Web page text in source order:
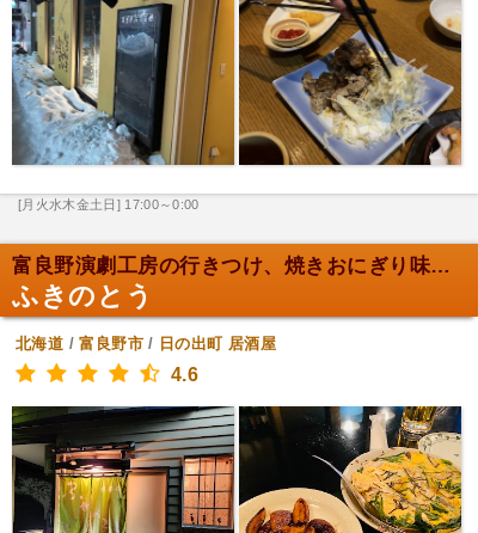
[月火水木金土日] 17:00～0:00
富良野演劇工房の行きつけ、焼きおにぎり味噌！
ふきのとう
北海道 /富良野市/ 日の出町 居酒屋
4.6